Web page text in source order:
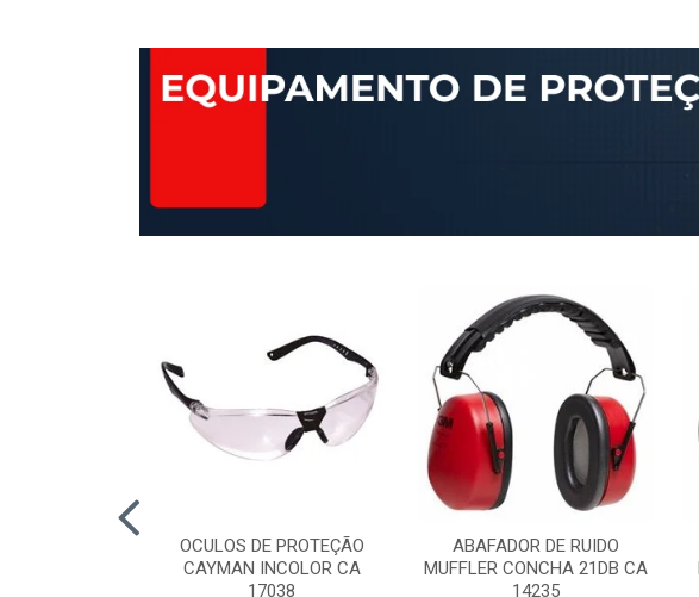
OCULOS DE PROTEÇÃO
CAYMAN INCOLOR CA
17038
ABAFADOR DE RUIDO
MUFFLER CONCHA 21DB CA
14235